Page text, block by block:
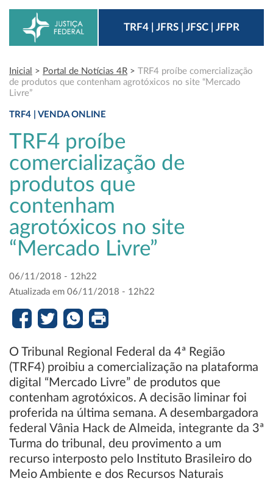
TRF4 | JFRS | JFSC | JFPR
Inicial > Portal de Notícias 4R > TRF4 proíbe comercialização
de produtos que contenham agrotóxicos no site “Mercado
Livre”
TRF4 | VENDA ONLINE
TRF4 proíbe
comercialização de
produtos que
contenham
agrotóxicos no site
“Mercado Livre”
06/11/2018 - 12h22
Atualizada em 06/11/2018 - 12h22
O Tribunal Regional Federal da 4ª Região
(TRF4) proibiu a comercialização na plataforma
digital “Mercado Livre” de produtos que
contenham agrotóxicos. A decisão liminar foi
proferida na última semana. A desembargadora
federal Vânia Hack de Almeida, integrante da 3ª
Turma do tribunal, deu provimento a um
recurso interposto pelo Instituto Brasileiro do
Meio Ambiente e dos Recursos Naturais